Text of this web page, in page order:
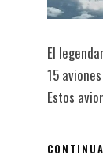
El
15
Estos